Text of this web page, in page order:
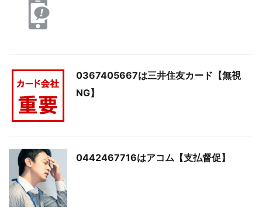
0367405667は三井住友カード【無視
NG】
0442467716はアコム【支払督促】